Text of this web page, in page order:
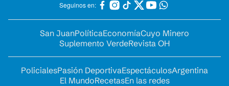
Seguinos en:
San JuanPolíticaEconomíaCuyo Minero
Suplemento VerdeRevista OH
PolicialesPasión DeportivaEspectáculosArgentina
El MundoRecetasEn las redes